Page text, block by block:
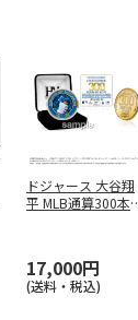
ドジャース 大谷翔
平 MLB通算300本
17,000円
(送料・税込)